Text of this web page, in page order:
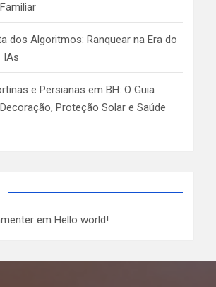
dos Algoritmos: Ranquear na Era do
IAs
e Persianas em BH: O Guia
Proteção Solar e Saúde
emHello world!